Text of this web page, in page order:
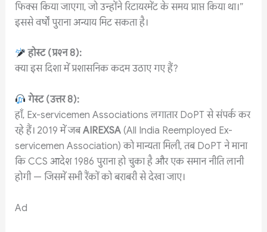
फिक्स किया जाएगा, जो उन्होंने रिटायरमेंट के समय प्राप्त किया था।”
इससे वर्षों पुराना अन्याय मिट सकता है।
होस्ट(प्रश्न8):
क्या इस दिशा में प्रशासनिक कदम उठाए गए हैं?
गेस्ट(उत्तर8):
हाँ, Ex-servicemen Associations लगातार DoPT से संपर्क कर
रहे हैं। 2019 में जबAIREXSA(All India Reemployed Ex-
servicemen Association) को मान्यता मिली, तब DoPT ने माना
कि CCS आदेश 1986 पुराना हो चुका है और एक समान नीति लानी
होगी — जिसमें सभी रैंकों को बराबरी से देखा जाए।
Ad